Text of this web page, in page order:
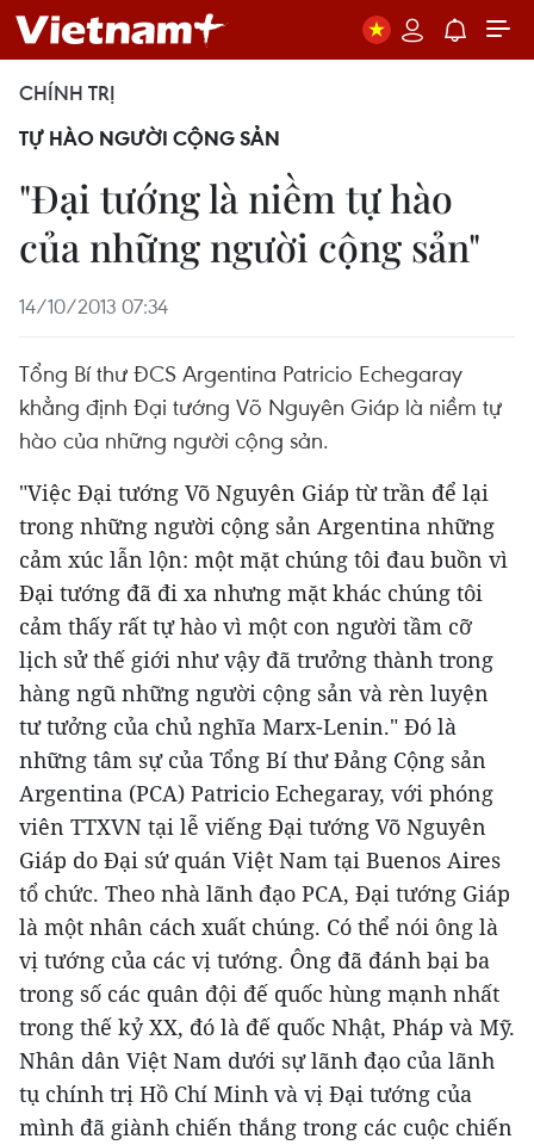
CHÍNH TRỊ
TỰ HÀO NGƯỜI CỘNG SẢN
"Đại tướng là niềm tự hào
của những người cộng sản"
14/10/2013 07:34
Tổng Bí thư ĐCS Argentina Patricio Echegaray
khẳng định Đại tướng Võ Nguyên Giáp là niềm tự
hào của những người cộng sản.
"Việc Đại tướng Võ Nguyên Giáp từ trần để lại
trong những người cộng sản Argentina những
cảm xúc lẫn lộn: một mặt chúng tôi đau buồn vì
Đại tướng đã đi xa nhưng mặt khác chúng tôi
cảm thấy rất tự hào vì một con người tầm cỡ
lịch sử thế giới như vậy đã trưởng thành trong
hàng ngũ những người cộng sản và rèn luyện
tư tưởng của chủ nghĩa Marx-Lenin." Đó là
những tâm sự của Tổng Bí thư Đảng Cộng sản
Argentina (PCA) Patricio Echegaray, với phóng
viên TTXVN tại lễ viếng Đại tướng Võ Nguyên
Giáp do Đại sứ quán Việt Nam tại Buenos Aires
tổ chức. Theo nhà lãnh đạo PCA, Đại tướng Giáp
là một nhân cách xuất chúng. Có thể nói ông là
vị tướng của các vị tướng. Ông đã đánh bại ba
trong số các quân đội đế quốc hùng mạnh nhất
trong thế kỷ XX, đó là đế quốc Nhật, Pháp và Mỹ.
Nhân dân Việt Nam dưới sự lãnh đạo của lãnh
tụ chính trị Hồ Chí Minh và vị Đại tướng của
mình đã giành chiến thắng trong các cuộc chiến